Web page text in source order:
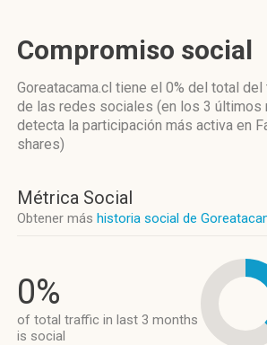
Compromiso social
Goreatacama.cl tiene el 0% del total del
de las redes sociales (en los 3 últimos
detecta la participación más activa en
shares)
Métrica Social
Obtener más historia social de
0%
of total traffic in last 3 months
is social